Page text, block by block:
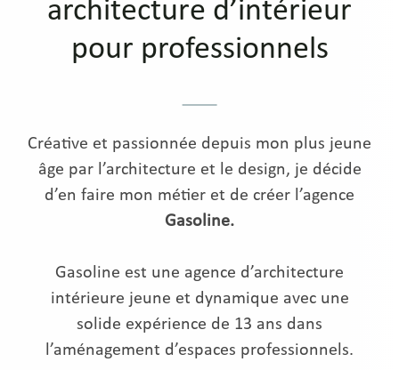
architecture d’intérieur
pour professionnels
Créative et passionnée depuis mon plus jeune
âge par l’architecture et le design, je décide
d’en faire mon métier et de créer l’agence
Gasoline.
Gasoline est une agence d’architecture
intérieure jeune et dynamique avec une
solide expérience de 13 ans dans
l’aménagement d’espaces professionnels.